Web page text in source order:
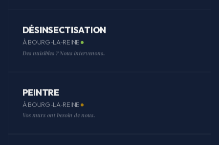
DÉSINSECTISATION
À BOURG-LA-REINE
Des nuisibles ? Nous intervenons.
PEINTRE
À BOURG-LA-REINE
Vos murs ont besoin de nous.